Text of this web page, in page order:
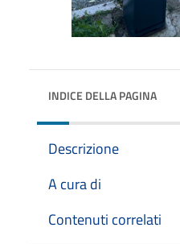
INDICE DELLA PAGINA
Descrizione
A cura di
Contenuti correlati